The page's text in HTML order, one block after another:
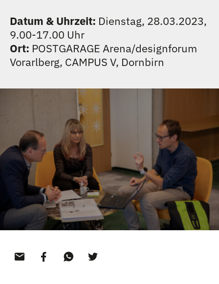
Datum & Uhrzeit: Dienstag, 28.03.2023,
9.00-17.00 Uhr
Ort: POSTGARAGE Arena/designforum
Vorarlberg, CAMPUS V, Dornbirn